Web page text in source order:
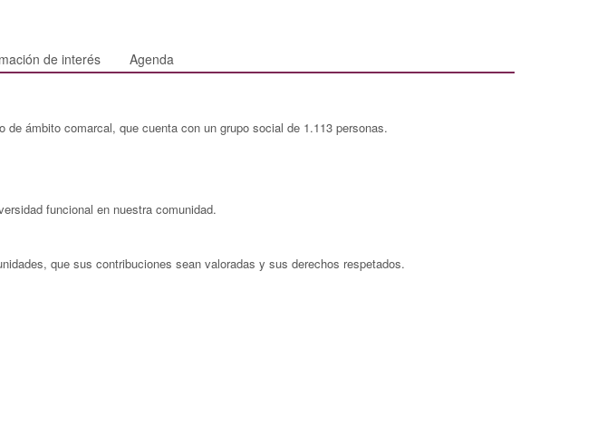
de interés Agenda
ámbito comarcal, que cuenta con un grupo social de 1.113 personas.
funcional en nuestra comunidad.
que sus contribuciones sean valoradas y sus derechos respetados.